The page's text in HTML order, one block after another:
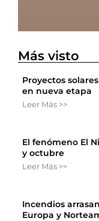
Más visto
Proyectos
en nueva etapa
Leer Más >>
El fenómeno El
y octubre
Leer Más >>
Incendios
Europa y